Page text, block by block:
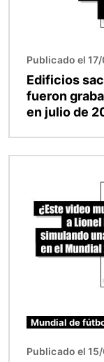
Publicado el
Edificios
fueron
en julio de
Mundial de
Publicado el